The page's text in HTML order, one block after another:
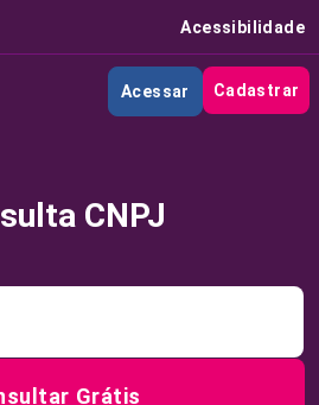
Acessibilidade
Acessar Cadastrar
CNPJ
Grátis